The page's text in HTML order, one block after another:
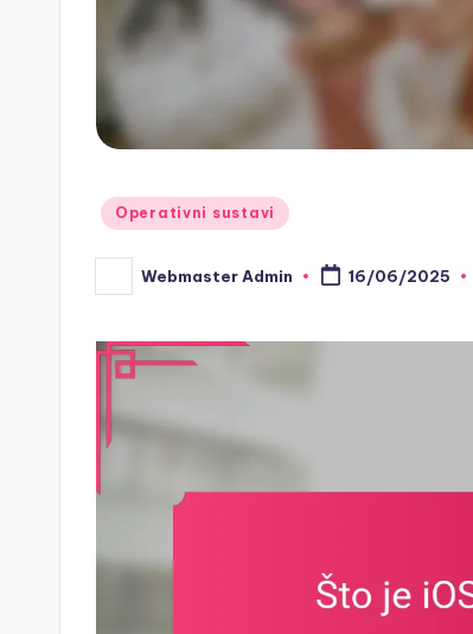
Posted
Operativni sustavi
Posted
by
Webmaster Admin 16/06/2025